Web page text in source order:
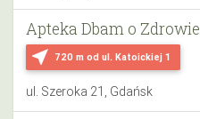
near_me 720 m od ul. Katoickiej 1
Apteka Dbam o Zdrowie
ul. Szeroka 21, Gdańsk